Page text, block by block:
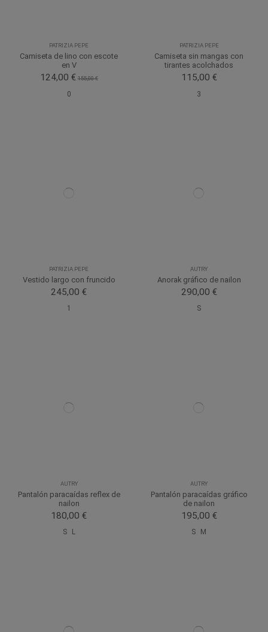
PATRIZIA PEPE
Camiseta de lino con escote
en V
124,00 € 155,00 €
0
PATRIZIA PEPE
Camiseta sin mangas con
tirantes acolchados
115,00 €
3
PATRIZIA PEPE
Vestido largo con fruncido
245,00 €
1
AUTRY
Anorak gráfico de nailon
290,00 €
S
AUTRY
Pantalón paracaídas reflex de
nailon
180,00 €
S L
AUTRY
Pantalón paracaídas gráfico
de nailon
195,00 €
S M